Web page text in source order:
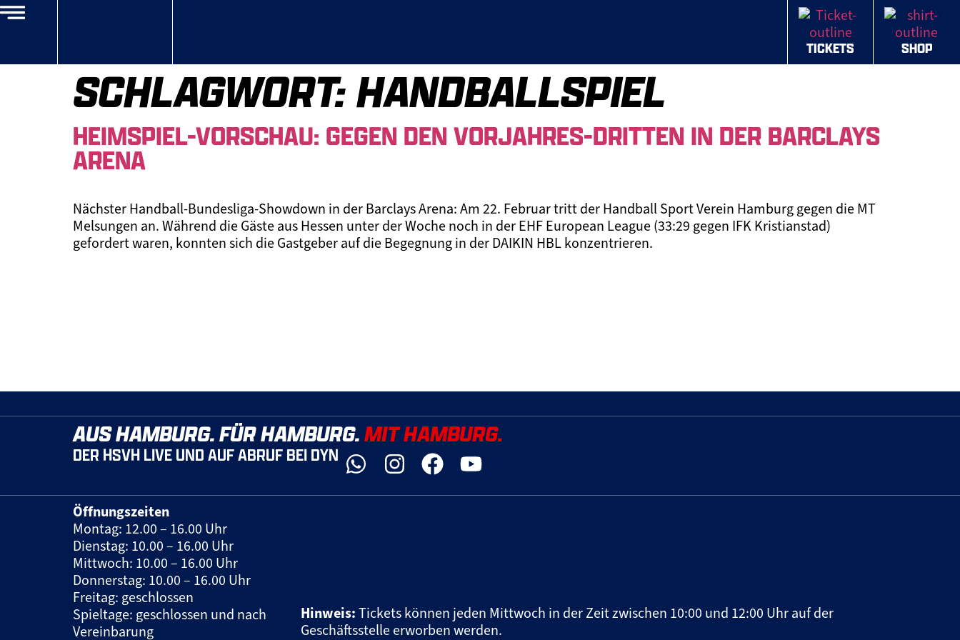
TICKETS SHOP
SCHLAGWORT:HANDBALLSPIEL
HEIMSPIEL-VORSCHAU: GEGEN DEN VORJAHRES-DRITTEN IN DER BARCLAYS
ARENA
Nächster Handball-Bundesliga-Showdown in der Barclays Arena: Am 22. Februar tritt der Handball Sport Verein Hamburg gegen die MT
Melsungen an. Während die Gäste aus Hessen unter der Woche noch in der EHF European League (33:29 gegen IFK Kristianstad)
gefordert waren, konnten sich die Gastgeber auf die Begegnung in der DAIKIN HBL konzentrieren.
AUS HAMBURG. FÜR HAMBURG.MIT HAMBURG.
DER HSVH LIVE UND AUF ABRUF BEI DYN
Öffnungszeiten
Montag: 12.00 – 16.00 Uhr
Dienstag: 10.00 – 16.00 Uhr
Mittwoch: 10.00 – 16.00 Uhr
Donnerstag: 10.00 – 16.00 Uhr
Freitag: geschlossen
Spieltage: geschlossen und nach
Vereinbarung
Hinweis: Tickets können jeden Mittwoch in der Zeit zwischen 10:00 und 12:00 Uhr auf der
Geschäftsstelle erworben werden.